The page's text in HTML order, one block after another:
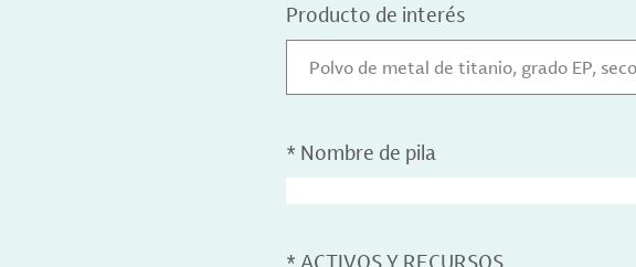
Producto de interés
Polvo de metal de titanio, grado EP, seco
* Nombre de pila
*ACTIVOS Y RECURSOS